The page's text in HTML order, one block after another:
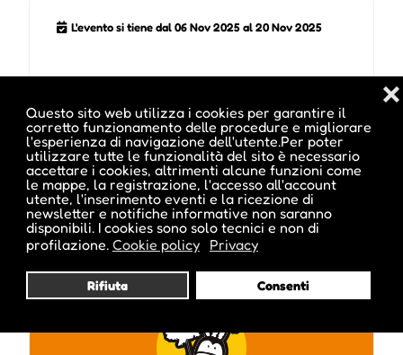
Questo sito web utilizza i cookies per garantire il
corretto funzionamento delle procedure e migliorare
l'esperienza di navigazione dell'utente.Per poter
utilizzare tutte le funzionalità del sito è necessario
accettare i cookies, altrimenti alcune funzioni come
le mappe, la registrazione, l'accesso all'account
utente, l'inserimento eventi e la ricezione di
newsletter e notifiche informative non saranno
disponibili. I cookies sono solo tecnici e non di
profilazione. Cookie policy Privacy
Rifiuta Consenti
❌
L'evento si tiene dal 06 Nov 2025 al 20 Nov 2025
Pubblicato da :
parkhotellaurin